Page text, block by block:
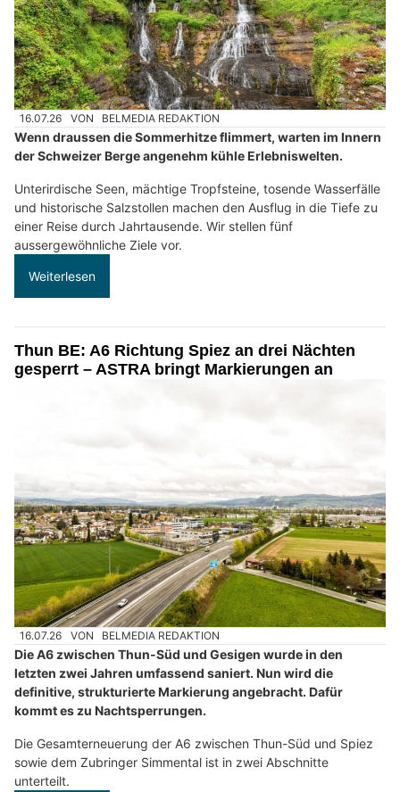
16.07.26 VON BELMEDIA REDAKTION
Wenn draussen die Sommerhitze flimmert, warten im Innern
der Schweizer Berge angenehm kühle Erlebniswelten.
Unterirdische Seen, mächtige Tropfsteine, tosende Wasserfälle
und historische Salzstollen machen den Ausflug in die Tiefe zu
einer Reise durch Jahrtausende. Wir stellen fünf
aussergewöhnliche Ziele vor.
Weiterlesen
Thun BE: A6 Richtung Spiez an drei Nächten
gesperrt – ASTRA bringt Markierungen an
16.07.26 VON BELMEDIA REDAKTION
Die A6 zwischen Thun-Süd und Gesigen wurde in den
letzten zwei Jahren umfassend saniert. Nun wird die
definitive, strukturierte Markierung angebracht. Dafür
kommt es zu Nachtsperrungen.
Die Gesamterneuerung der A6 zwischen Thun-Süd und Spiez
sowie dem Zubringer Simmental ist in zwei Abschnitte
unterteilt.